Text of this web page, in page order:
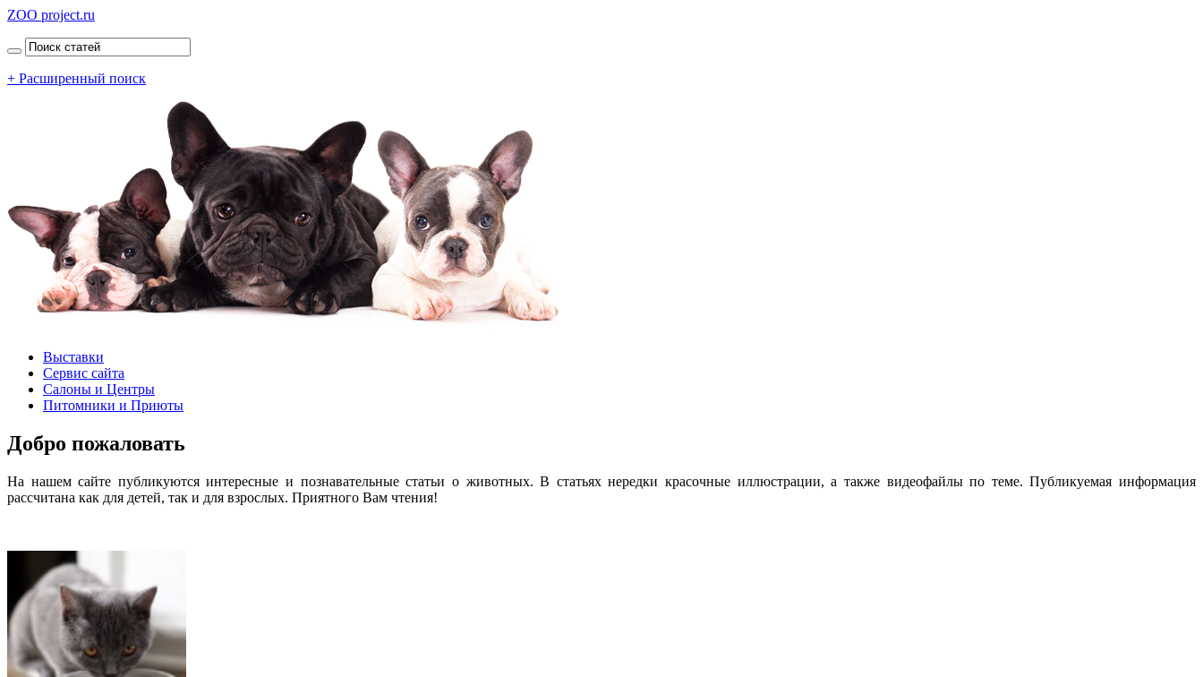
ZOO project.ru
+ Расширенный поиск
Выставки
Сервис сайта
Салоны и Центры
Питомники и Приюты
Добро пожаловать
На нашем сайте публикуются интересные и познавательные статьи о животных. В статьях нередки красочные иллюстрации, а также видеофайлы по теме. Публикуемая информация
рассчитана как для детей, так и для взрослых. Приятного Вам чтения!